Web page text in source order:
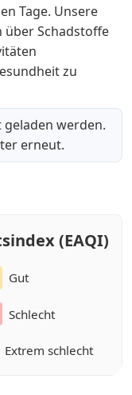
Tage. Unsere
Schadstoffe
zu
werden.
erneut.
(EAQI)
Gut
Schlecht
Extrem schlecht